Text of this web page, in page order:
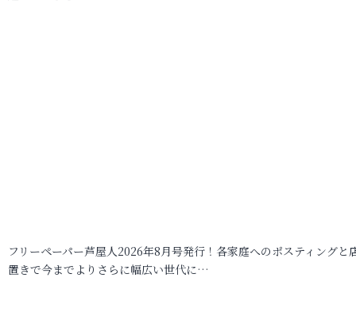
フリーペーパー芦屋人2026年8月号発行！各家庭へのポスティングと
置きで今までよりさらに幅広い世代に…